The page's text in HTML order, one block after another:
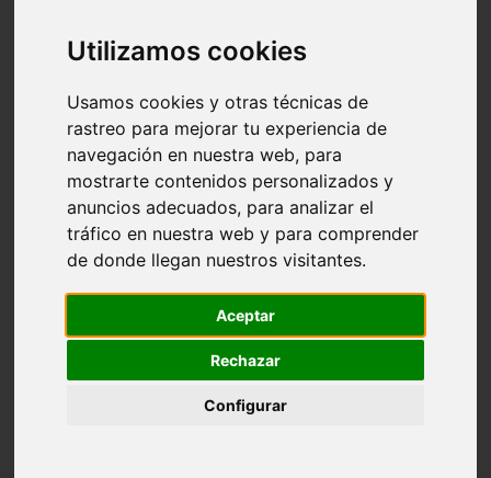
Utilizamos cookies
Usamos cookies y otras técnicas de
rastreo para mejorar tu experiencia de
navegación en nuestra web, para
mostrarte contenidos personalizados y
anuncios adecuados, para analizar el
tráfico en nuestra web y para comprender
de donde llegan nuestros visitantes.
Aceptar
Rechazar
Configurar